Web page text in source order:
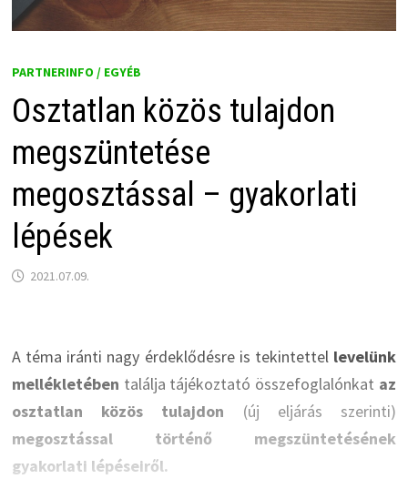
PARTNERINFO / EGYÉB
Osztatlan közös tulajdon
megszüntetése
megosztással – gyakorlati
lépések
2021.07.09.
A téma iránti nagy érdeklődésre is tekintettel levelünk
mellékletében találja tájékoztató összefoglalónkat az
osztatlan közös tulajdon (új eljárás szerinti)
megosztással történő megszüntetésének
gyakorlati lépéseiről.